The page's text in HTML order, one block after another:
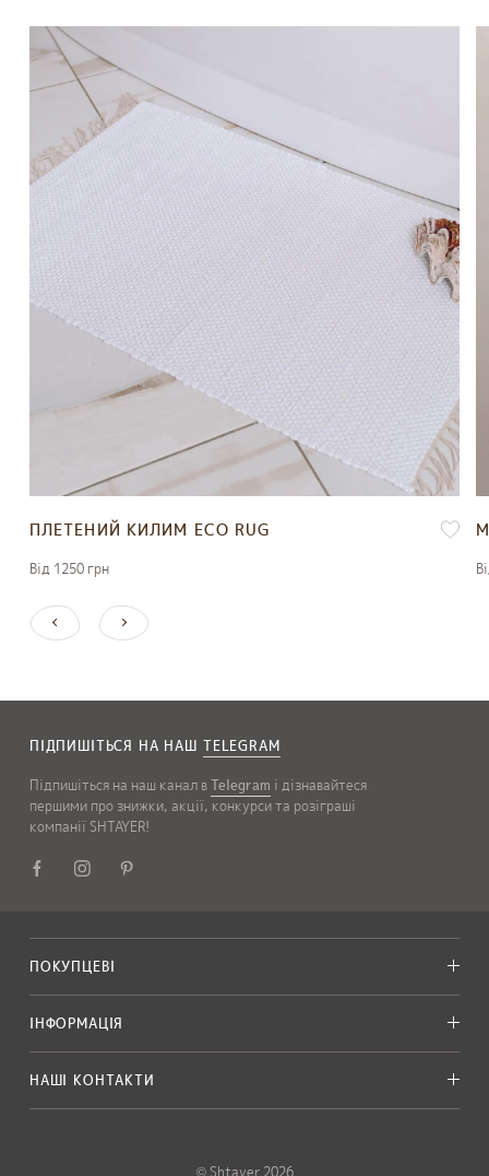
ПЛЕТЕНИЙ КИЛИМ ECO RUG
Вiд 1250 грн
ПІДПИШІТЬСЯ НА НАШ TELEGRAM
Підпишіться на наш канал вTelegram і дізнавайтеся
першими про знижки, акції, конкурси та розіграші
компанії SHTAYER!
ПОКУПЦЕВІ
ІНФОРМАЦІЯ
НАШІ КОНТАКТИ